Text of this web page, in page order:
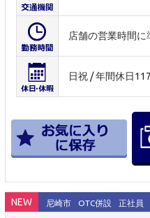
店舗の営業時間に
日祝 / 年間休日
NEW 尼崎市 OTC併設 正社員